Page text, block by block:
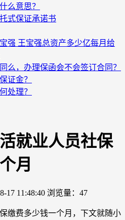
么意思？
式保证承诺书
强 王宝强总资产多少亿每月给
么，办理保函会不会签订合同？
证金？
处理？
就业人员社保
月
17 11:48:40 浏览量：47
缴费多少钱一个月，下文就随小